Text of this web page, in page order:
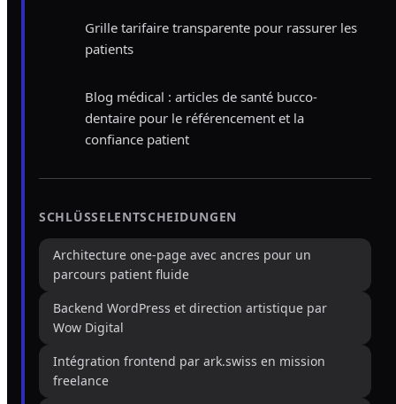
Grille tarifaire transparente pour rassurer les
patients
Blog médical : articles de santé bucco-
dentaire pour le référencement et la
confiance patient
SCHLÜSSELENTSCHEIDUNGEN
Architecture one-page avec ancres pour un
parcours patient fluide
Backend WordPress et direction artistique par
Wow Digital
Intégration frontend par ark.swiss en mission
freelance